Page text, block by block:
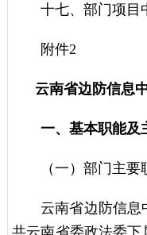
十七、部门项目
附件2
云南省边防信息
一、基本职能及
（一）部门主要
云南省边防信息
共云南省委政法委